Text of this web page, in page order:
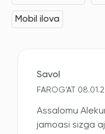
Mobil ilova
Savol
FAROG‘AT
Assalomu
jamoasi sizga